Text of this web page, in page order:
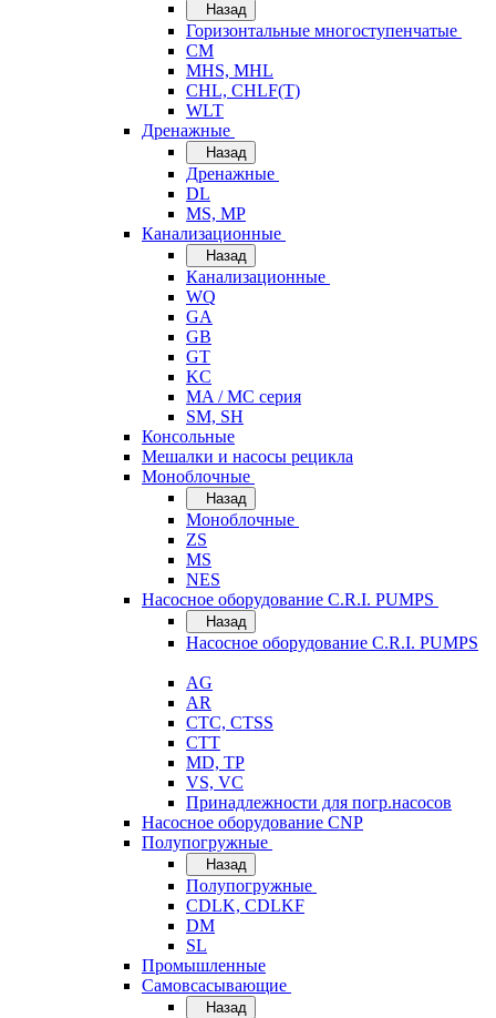
Назад
Горизонтальные многоступенчатые
CM
MHS, MHL
CHL, CHLF(T)
WLT
Дренажные
Назад
Дренажные
DL
MS, MP
Канализационные
Назад
Канализационные
WQ
GA
GB
GT
KC
MA / MC серия
SM, SH
Консольные
Мешалки и насосы рецикла
Моноблочные
Назад
Моноблочные
ZS
MS
NES
Насосное оборудование C.R.I. PUMPS
Назад
Насосное оборудование C.R.I. PUMPS
AG
AR
CTC, CTSS
CTT
MD, TP
VS, VC
Принадлежности для погр.насосов
Насосное оборудование CNP
Полупогружные
Назад
Полупогружные
CDLK, CDLKF
DM
SL
Промышленные
Самовсасывающие
Назад